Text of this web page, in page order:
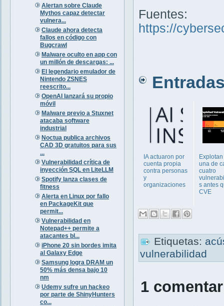
Alertan sobre Claude
Mythos capaz detectar
vulnera...
Claude ahora detecta
fallos en código con
Bugcrawl
Malware oculto en app con
un millón de descargas: ...
El legendario emulador de
Nintendo ZSNES
reescrito...
OpenAI lanzará su propio
móvil
Malware previo a Stuxnet
atacaba software
industrial
Noctua publica archivos
CAD 3D gratuitos para sus
...
Vulnerabilidad crítica de
inyección SQL en LiteLLM
Spotify lanza clases de
fitness
Alerta en Linux por fallo
en PackageKit que
permit...
Vulnerabilidad en
Notepad++ permite a
atacantes bl...
iPhone 20 sin bordes imita
al Galaxy Edge
Samsung logra DRAM un
50% más densa bajo 10
nm
Udemy sufre un hackeo
por parte de ShinyHunters
co...
Fuentes:
https://
Entradas
IA actuaron por
cuenta propia
contra personas
y
organizaciones
una de
cuatro
s antes
CVE
Etiquetas:
vulnerabilidad
1